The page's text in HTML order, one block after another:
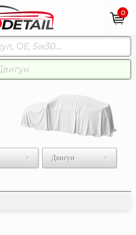
0
Двигун